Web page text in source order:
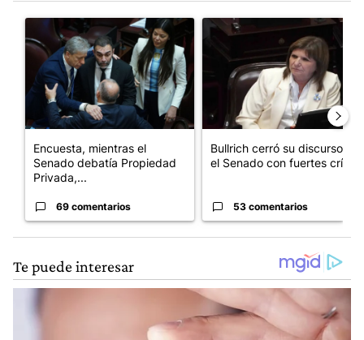
Un artículo de tendencia con el título "Encuesta, mientras el
Encuesta, mientras el
Senado debatía Propiedad
Privada,...
69 comentarios
Un artículo de tendencia
Bullrich cerró su discurso en
el Senado con fuertes crí...
53 comentarios